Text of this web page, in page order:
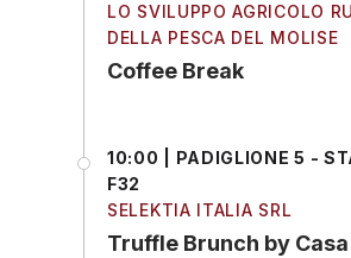
LO SVILUPPO AGRICOLO
DELLA PESCA DEL MOLISE
Coffee Break
10:00 | PADIGLIONE 5 -
F32
SELEKTIA ITALIA SRL
Truffle Brunch by Casa